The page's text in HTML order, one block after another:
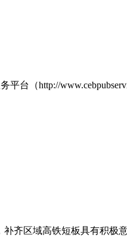
台（http://
齐区域高铁短板具有积极意